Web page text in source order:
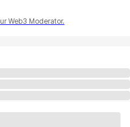
Web3 Moderator.